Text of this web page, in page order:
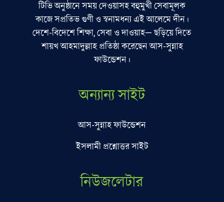
টিভি অনুষ্ঠানে সময় দেওয়াসহ বহুমুখী সেবামূলক
কাজে সপ্রতিভ গুণী ও স্বনামধন্য এই আলেমে দীন।
দেশে-বিদেশে শিক্ষা, সেবা ও দাওয়াহ— ছড়িয়ে দিতে
শায়খ আহমাদুল্লাহ প্রতিষ্ঠা করেছেন আস-সুন্নাহ
ফাউন্ডেশন।
অন্যান্য সাইট
আস-সুন্নাহ ফাউন্ডেশন
ইসলামী প্রশ্নোত্তর সাইট
নিউজলেটার